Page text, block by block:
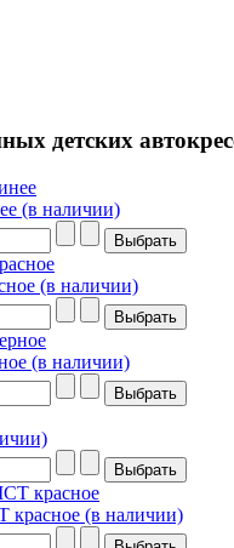
детских
(в наличии)
(в наличии)
(в наличии)
красное (в наличии)